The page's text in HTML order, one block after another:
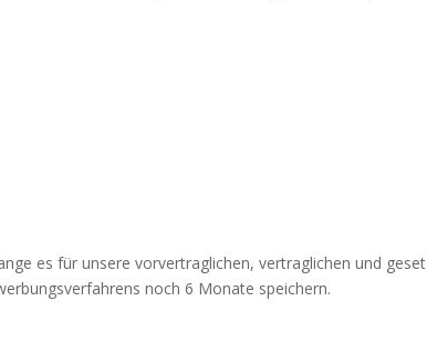
es für unsere vorvertraglichen, vertraglichen und
noch 6 Monate speichern.